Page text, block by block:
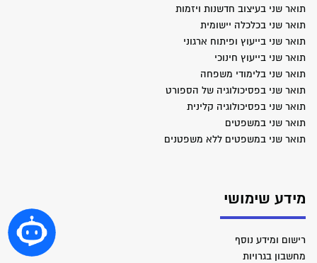
תואר שני בעיצוב חדשנות ויזמות
תואר שני בכלכלה יישומית
תואר שני בייעוץ ופיתוח ארגוני
תואר שני בייעוץ חינוכי
תואר שני בלימודי משפחה
תואר שני בפסיכולוגיה של הספורט
תואר שני בפסיכולוגיה קלינית
תואר שני במשפטים
תואר שני במשפטים ללא משפטנים
מידע שימושי
רישום ומידע נוסף
מחשבון בגרויות